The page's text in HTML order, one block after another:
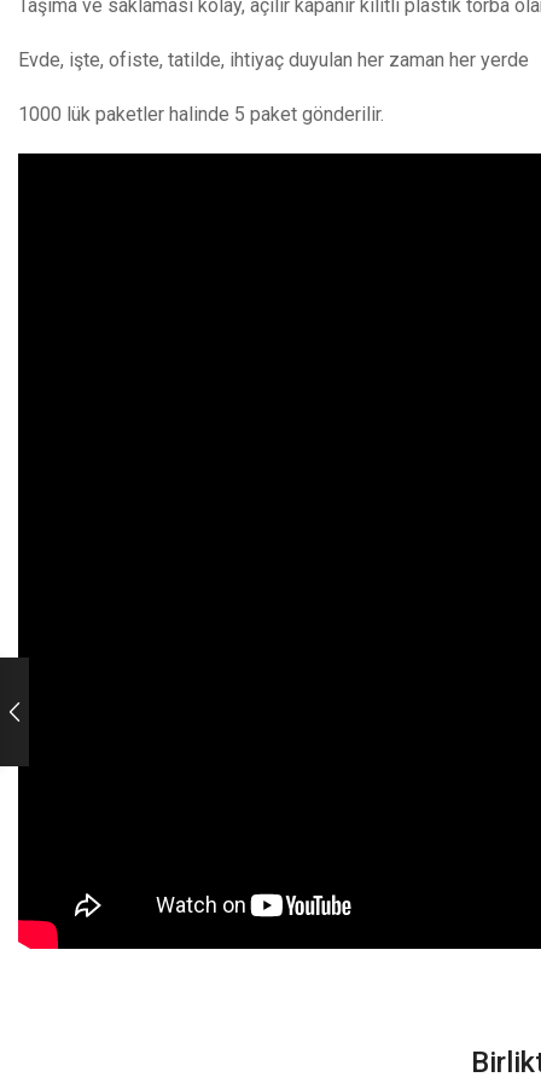
Taşıma ve saklaması kolay, açılır kapanır kilitli plastik torba
Evde, işte, ofiste, tatilde, ihtiyaç duyulan her zaman her yerde
1000 lük paketler halinde 5 paket gönderilir.